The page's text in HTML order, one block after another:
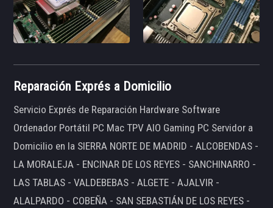
Reparación Exprés a Domicilio
Servicio Exprés de Reparación Hardware Software
Ordenador Portátil PC Mac TPV AIO Gaming PC Servidor a
Domicilio en la SIERRA NORTE DE MADRID - ALCOBENDAS -
LA MORALEJA - ENCINAR DE LOS REYES - SANCHINARRO -
LAS TABLAS - VALDEBEBAS - ALGETE - AJALVIR -
ALALPARDO - COBEÑA - SAN SEBASTIÁN DE LOS REYES -